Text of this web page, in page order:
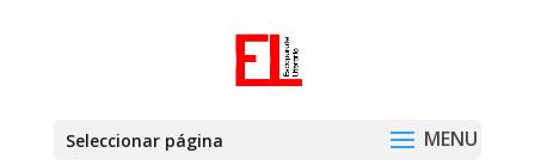
Seleccionar página